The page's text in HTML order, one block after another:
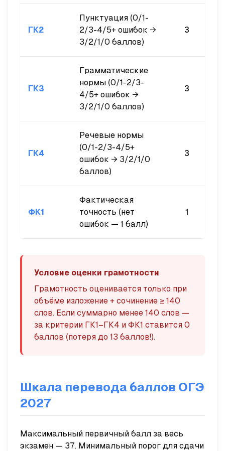
ГК2
Пунктуация (0/1-
2/3-4/5+ ошибок →
3/2/1/0 баллов)
3
ГК3
Грамматические
нормы (0/1-2/3-
4/5+ ошибок →
3/2/1/0 баллов)
3
ГК4
Речевые нормы
(0/1-2/3-4/5+
ошибок → 3/2/1/0
баллов)
3
ФК1
Фактическая
точность (нет
ошибок — 1 балл)
1
Условие оценки грамотности
Грамотность оценивается только при
объёме изложение + сочинение ≥ 140
слов. Если суммарно менее 140 слов —
за критерии ГК1–ГК4 и ФК1 ставится 0
баллов (потеря до 13 баллов!).
Шкала перевода баллов ОГЭ
2027
Максимальный первичный балл за весь
экзамен — 37. Минимальный порог для сдачи